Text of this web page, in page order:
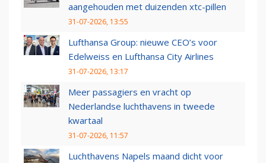
aangehouden met duizenden xtc-pillen
31-07-2026, 13:55
Lufthansa Group: nieuwe CEO’s voor
Edelweiss en Lufthansa City Airlines
31-07-2026, 13:17
Meer passagiers en vracht op
Nederlandse luchthavens in tweede
kwartaal
31-07-2026, 11:57
Luchthavens Napels maand dicht voor